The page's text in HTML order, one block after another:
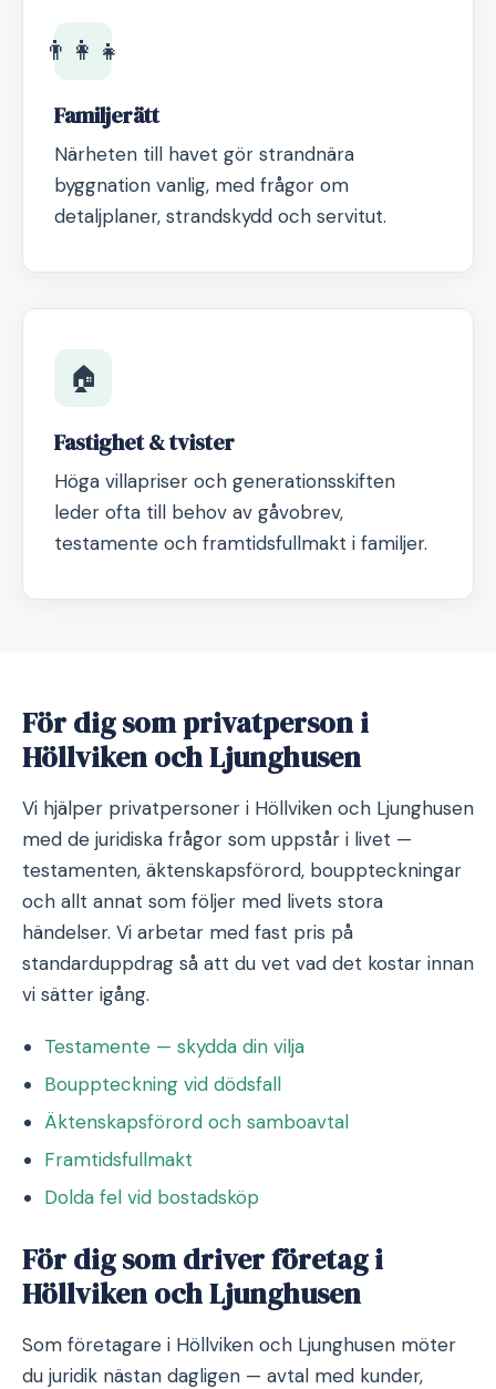
👨‍👩‍👧
Familjerätt
Närheten till havet gör strandnära
byggnation vanlig, med frågor om
detaljplaner, strandskydd och servitut.
🏠
Fastighet & tvister
Höga villapriser och generationsskiften
leder ofta till behov av gåvobrev,
testamente och framtidsfullmakt i familjer.
För dig som privatperson i
Höllviken och Ljunghusen
Vi hjälper privatpersoner i Höllviken och Ljunghusen
med de juridiska frågor som uppstår i livet —
testamenten, äktenskapsförord, bouppteckningar
och allt annat som följer med livets stora
händelser. Vi arbetar med fast pris på
standarduppdrag så att du vet vad det kostar innan
vi sätter igång.
Testamente — skydda din vilja
Bouppteckning vid dödsfall
Äktenskapsförord och samboavtal
Framtidsfullmakt
Dolda fel vid bostadsköp
För dig som driver företag i
Höllviken och Ljunghusen
Som företagare i Höllviken och Ljunghusen möter
du juridik nästan dagligen — avtal med kunder,